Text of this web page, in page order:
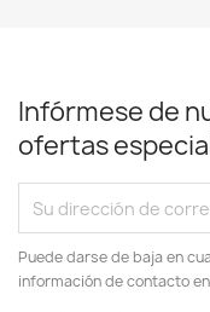
Infórmese de
ofertas
Puede darse de baja en
información de contacto